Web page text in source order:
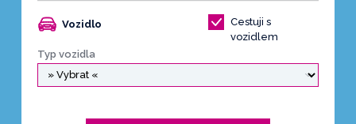
Vozidlo
Cestuji s
vozidlem
Typ vozidla